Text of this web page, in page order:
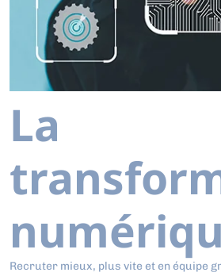
La
Recruter mieux, plus vite et en équipe